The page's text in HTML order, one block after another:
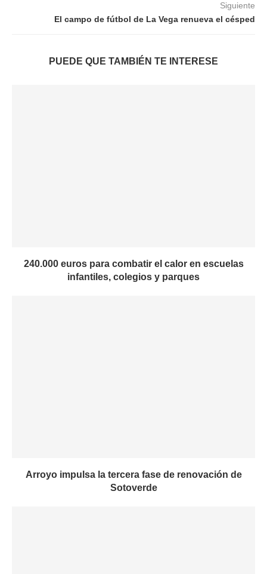
Siguiente
El campo de fútbol de La Vega renueva el césped
PUEDE QUE TAMBIÉN TE INTERESE
240.000 euros para combatir el calor en escuelas
infantiles, colegios y parques
Arroyo impulsa la tercera fase de renovación de
Sotoverde